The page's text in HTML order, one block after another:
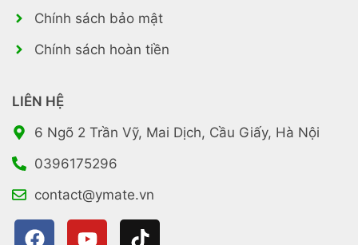
Chính sách bảo mật
Chính sách hoàn tiền
LIÊN HỆ
6 Ngõ 2 Trần Vỹ, Mai Dịch, Cầu Giấy, Hà Nội
0396175296
contact@ymate.vn